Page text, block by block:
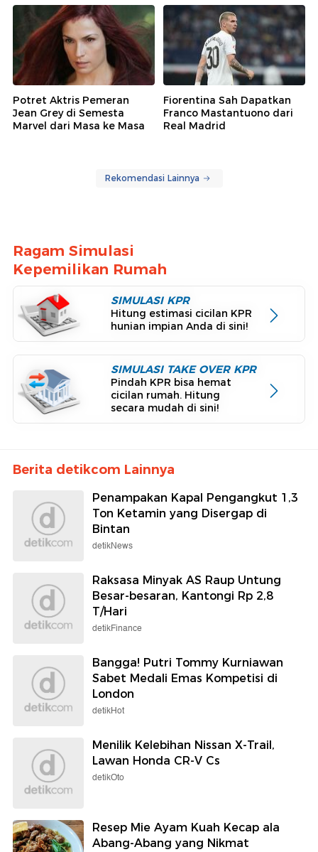
Potret Aktris Pemeran
Jean Grey di Semesta
Marvel dari Masa ke Masa
Fiorentina Sah Dapatkan
Franco Mastantuono dari
Real Madrid
Rekomendasi Lainnya
Ragam Simulasi
Kepemilikan Rumah
SIMULASI KPR
Hitung estimasi cicilan KPR
hunian impian Anda di sini!
SIMULASI TAKE OVER KPR
Pindah KPR bisa hemat
cicilan rumah. Hitung
secara mudah di sini!
Berita detikcom Lainnya
Penampakan Kapal Pengangkut 1,3
Ton Ketamin yang Disergap di
Bintan
detikNews
Raksasa Minyak AS Raup Untung
Besar-besaran, Kantongi Rp 2,8
T/Hari
detikFinance
Bangga! Putri Tommy Kurniawan
Sabet Medali Emas Kompetisi di
London
detikHot
Menilik Kelebihan Nissan X-Trail,
Lawan Honda CR-V Cs
detikOto
Resep Mie Ayam Kuah Kecap ala
Abang-Abang yang Nikmat